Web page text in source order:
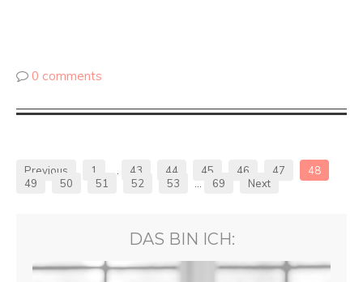
0 comments
Previous 1 43 44 45 46 47
48
49
50 51 52 53 69 Next
DAS BIN ICH: